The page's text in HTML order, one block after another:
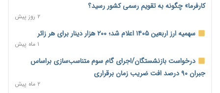
نماینده مجلس: توسعه مرزهای زمینی به راهبرد تأمین کالاهای
خانه کارگر قزوین: شکاف دستمزد و هزینه معیشت هر روز عمیق‌تر
می‌شود
رئیس سازمان امور مالیاتی: بلاگرهای پردرآمد مشمول پرداخت
کارفرما» چگونه به تقویم رسمی کشور رسید؟
۲ روز پیش
سهمیه ارز اربعین ۱۴۰۵ اعلام شد؛ ۲۰۰ هزار دینار برای هر زائر
۱ ماه پیش
درخواست بازنشستگان/اجرای گام سوم متناسب‌سازی براساس
جبران ۹۰ درصد افت ضریب زمان برقراری
۲ ماه پیش